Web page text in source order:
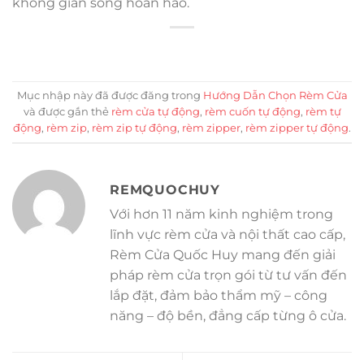
Mục nhập này đã được đăng trong Hướng Dẫn Chọn Rèm Cửa
và được gắn thẻ rèm cửa tự động, rèm cuốn tự động, rèm tự
động, rèm zip, rèm zip tự động, rèm zipper, rèm zipper tự động.
REMQUOCHUY
Với hơn 11 năm kinh nghiệm trong
lĩnh vực rèm cửa và nội thất cao cấp,
Rèm Cửa Quốc Huy mang đến giải
pháp rèm cửa trọn gói từ tư vấn đến
lắp đặt, đảm bảo thẩm mỹ – công
năng – độ bền, đẳng cấp từng ô cửa.